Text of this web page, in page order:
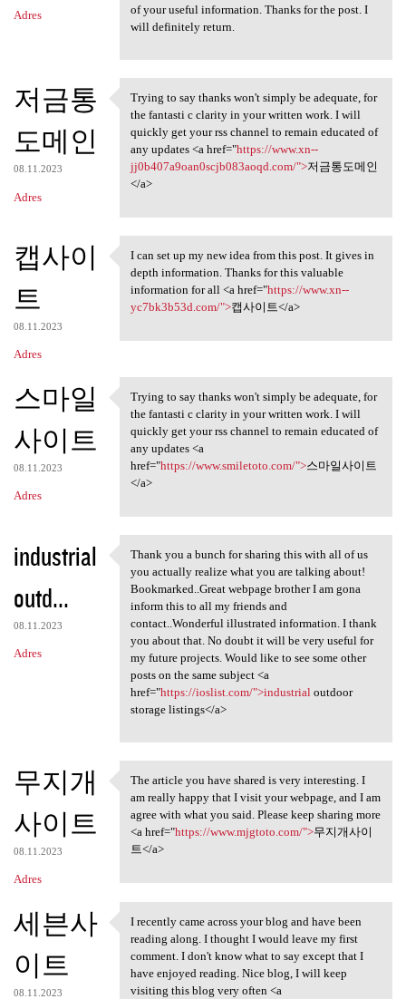
Adres
of your useful information. Thanks for the post. I
will definitely return.
저금통
도메인
08.11.2023
Adres
Trying to say thanks won't
Trying to say thanks won't simply be adequate, for
the fantasti c clarity in your written work. I will
quickly get your rss channel to remain educated of
any updates <a href="https://www.xn--
jj0b407a9oan0scjb083aoqd.com/">저금통도메인
</a>
캡사이
트
08.11.2023
Adres
I can set up my new idea from
I can set up my new idea from this post. It gives in
depth information. Thanks for this valuable
information for all <a href="https://www.xn--
yc7bk3b53d.com/">캡사이트</a>
스마일
사이트
08.11.2023
Adres
Trying to say thanks won't
Trying to say thanks won't simply be adequate, for
the fantasti c clarity in your written work. I will
quickly get your rss channel to remain educated of
any updates <a
href="https://www.smiletoto.com/">스마일사이트
</a>
industrial
outd...
08.11.2023
Adres
Thank you a bunch for sharing
Thank you a bunch for sharing this with all of us
you actually realize what you are talking about!
Bookmarked..Great webpage brother I am gona
inform this to all my friends and
contact..Wonderful illustrated information. I thank
you about that. No doubt it will be very useful for
my future projects. Would like to see some other
posts on the same subject <a
href="https://ioslist.com/">industrial outdoor
storage listings</a>
무지개
사이트
08.11.2023
Adres
The article you have shared
The article you have shared is very interesting. I
am really happy that I visit your webpage, and I am
agree with what you said. Please keep sharing more
<a href="https://www.mjgtoto.com/">무지개사이
트</a>
세븐사
이트
08.11.2023
I recently came across your
I recently came across your blog and have been
reading along. I thought I would leave my first
comment. I don't know what to say except that I
have enjoyed reading. Nice blog, I will keep
visiting this blog very often <a